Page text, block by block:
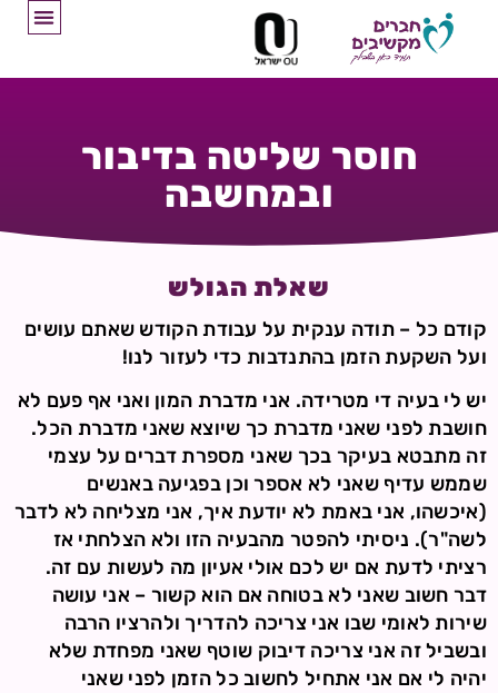
חוסר שליטה בדיבור
ובמחשבה
שאלת הגולש
קודם כל – תודה ענקית על עבודת הקודש שאתם עושים
ועל השקעת הזמן בהתנדבות כדי לעזור לנו!
יש לי בעיה די מטרידה. אני מדברת המון ואני אף פעם לא
חושבת לפני שאני מדברת כך שיוצא שאני מדברת הכל.
זה מתבטא בעיקר בכך שאני מספרת דברים על עצמי
שממש עדיף שאני לא אספר וכן בפגיעה באנשים
(איכשהו, אני באמת לא יודעת איך, אני מצליחה לא לדבר
לשה"ר). ניסיתי להפטר מהבעיה הזו ולא הצלחתי אז
רציתי לדעת אם יש לכם אולי אעיון מה לעשות עם זה.
דבר חשוב שאני לא בטוחה אם הוא קשור – אני עושה
שירות לאומי שבו אני צריכה להדריך ולהרציו הרבה
ובשביל זה אני צריכה דיבוק שוטף שאני מפחדת שלא
יהיה לי אם אני אתחיל לחשוב כל הזמן לפני שאני